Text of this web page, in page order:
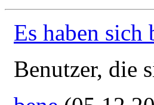
Es haben sich
Benutzer, die